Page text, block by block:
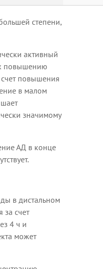
степени,
активный
повышению
повышения
в малом
значимому
АД в конце
в дистальном
счет
4 ч и
может